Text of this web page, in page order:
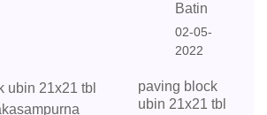
Batin
02-05-
2022
paving block
ubin 21x21 tbl